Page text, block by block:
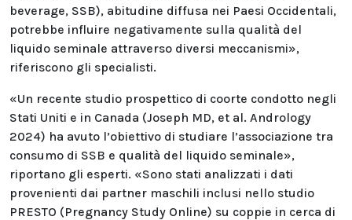
beverage, SSB), abitudine diffusa nei Paesi Occidentali,
potrebbe influire negativamente sulla qualità del
liquido seminale attraverso diversi meccanismi»,
riferiscono gli specialisti.
«Un recente studio prospettico di coorte condotto negli
Stati Uniti e in Canada (Joseph MD, et al. Andrology
2024) ha avuto l’obiettivo di studiare l’associazione tra
consumo di SSB e qualità del liquido seminale»,
riportano gli esperti. «Sono stati analizzati i dati
provenienti dai partner maschili inclusi nello studio
PRESTO (Pregnancy Study Online) su coppie in cerca di